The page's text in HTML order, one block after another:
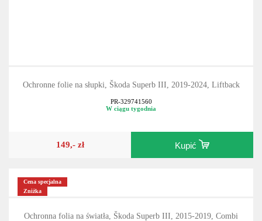
Ochronne folie na słupki, Škoda Superb III, 2019-2024, Liftback
PR-329741560
W ciągu tygodnia
149,- zł Kupić
Cena specjalna
Zniżka
Ochronna folia na światła, Škoda Superb III, 2015-2019, Combi